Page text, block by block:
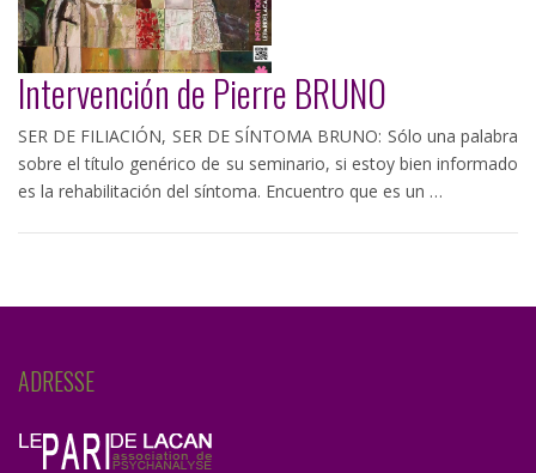
Intervención de Pierre BRUNO
SER DE FILIACIÓN, SER DE SÍNTOMA BRUNO: Sólo una palabra
sobre el título genérico de su seminario, si estoy bien informado
es la rehabilitación del síntoma. Encuentro que es un …
ADRESSE